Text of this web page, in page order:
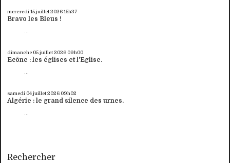
mercredi 15juillet 202615h37
Bravo les Bleus !
dimanche 05juillet 2026 09h00
Ecône : les églises et l'Eglise.
...
samedi 04juillet 2026 09h02
Algérie : le grand silence des urnes.
Rechercher